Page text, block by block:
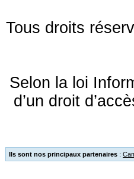
Tous droits
Selon la loi
d’un droit
Ils sont nos principaux partenaires :